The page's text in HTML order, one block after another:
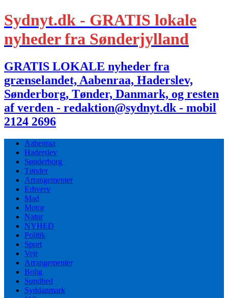
Sydnyt.dk - GRATIS lokale
nyheder fra Sønderjylland
GRATIS LOKALE nyheder fra
grænselandet, Aabenraa, Haderslev,
Sønderborg, Tønder, Danmark, og resten
af verden - redaktion@sydnyt.dk - mobil
2124 2696
Aabenraa
Haderslev
Sønderborg
Tønder
Arrangementer
Erhverv
Mad
Motor
Natur
NYHED
Politik
Sport
Vejr
Arrangementer
Bolig
Sundhed
Syddanmark